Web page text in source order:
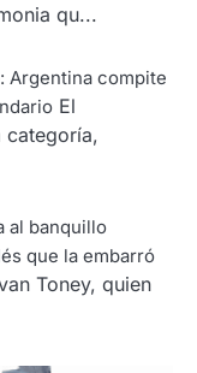
qu...
Argentina compite
El
categoría,
al banquillo
que la embarró
Toney, quien